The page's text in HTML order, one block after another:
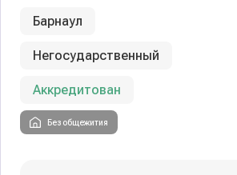
Барнаул
Негосударственный
Аккредитован
Без общежития